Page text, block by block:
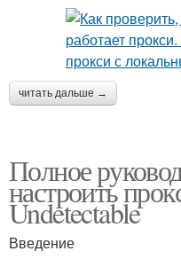
читать дальше →
Полное
настроить
Undetectable
Введение